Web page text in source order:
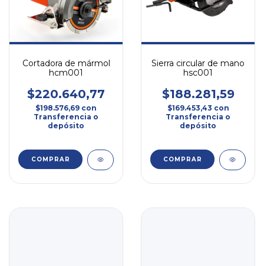
Cortadora de mármol
hcm001
$220.640,77
$198.576,69 con
Transferencia o
depósito
Sierra circular de mano
hsc001
$188.281,59
$169.453,43 con
Transferencia o
depósito